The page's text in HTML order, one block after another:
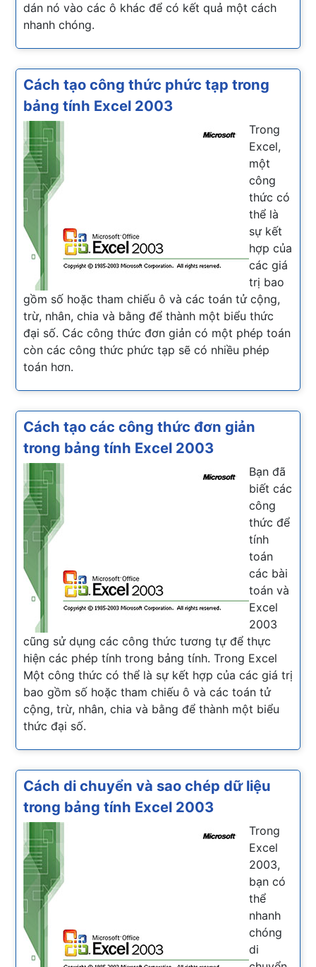
dán nó vào các ô khác để có kết quả một cách
nhanh chóng.
Cách tạo công thức phức tạp trong
bảng tính Excel 2003
Trong
Excel,
một
công
thức có
thể là
sự kết
hợp của
các giá
trị bao
gồm số hoặc tham chiếu ô và các toán tử cộng,
trừ, nhân, chia và bằng để thành một biểu thức
đại số. Các công thức đơn giản có một phép toán
còn các công thức phức tạp sẽ có nhiều phép
toán hơn.
Cách tạo các công thức đơn giản
trong bảng tính Excel 2003
Bạn đã
biết các
công
thức để
tính
toán
các bài
toán và
Excel
2003
cũng sử dụng các công thức tương tự để thực
hiện các phép tính trong bảng tính. Trong Excel
Một công thức có thể là sự kết hợp của các giá trị
bao gồm số hoặc tham chiếu ô và các toán tử
cộng, trừ, nhân, chia và bằng để thành một biểu
thức đại số.
Cách di chuyển và sao chép dữ liệu
trong bảng tính Excel 2003
Trong
Excel
2003,
bạn có
thể
nhanh
chóng
di